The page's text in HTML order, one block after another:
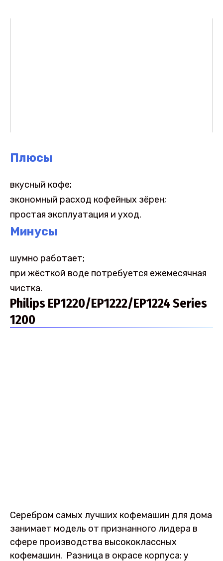
Плюсы
вкусный кофе;
экономный расход кофейных зёрен;
простая эксплуатация и уход.
Минусы
шумно работает;
при жёсткой воде потребуется ежемесячная
чистка.
Philips EP1220/EP1222/EP1224 Series
1200
Серебром самых лучших кофемашин для дома
занимает модель от признанного лидера в
сфере производства высококлассных
кофемашин. Разница в окрасе корпуса: у